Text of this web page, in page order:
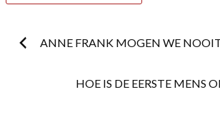
Postnavigatie
ANNE FRANK MOGEN WE
HOE IS DE EERSTE MENS